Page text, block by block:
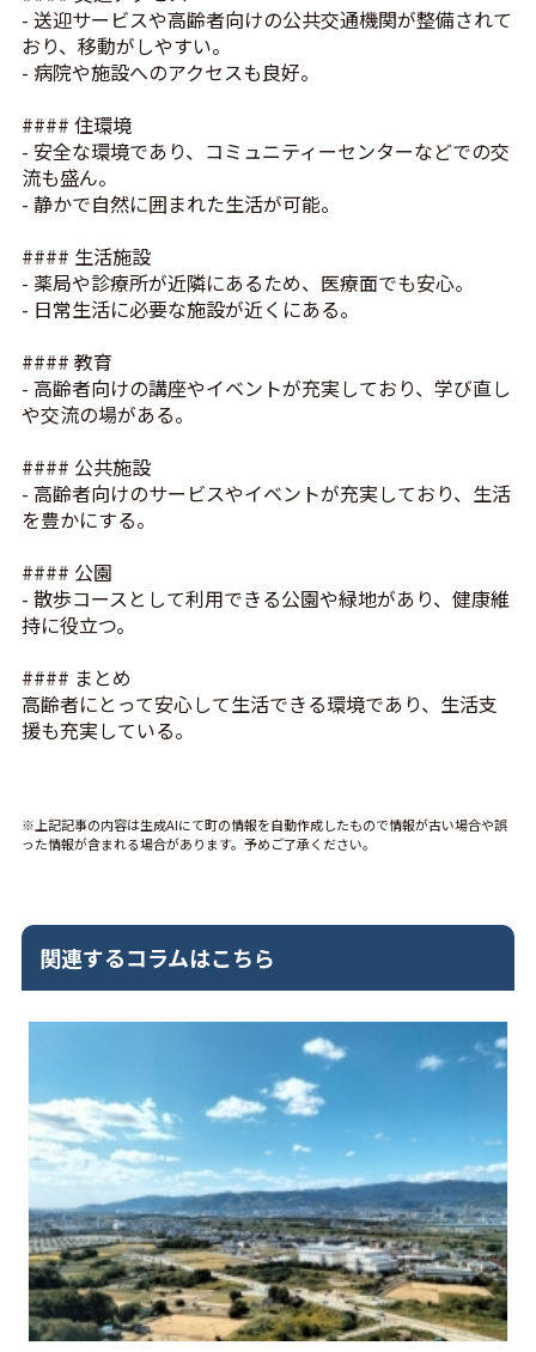
- 送迎サービスや高齢者向けの公共交通機関が整備されて
おり、移動がしやすい。
- 病院や施設へのアクセスも良好。
#### 住環境
- 安全な環境であり、コミュニティーセンターなどでの交
流も盛ん。
- 静かで自然に囲まれた生活が可能。
#### 生活施設
- 薬局や診療所が近隣にあるため、医療面でも安心。
- 日常生活に必要な施設が近くにある。
#### 教育
- 高齢者向けの講座やイベントが充実しており、学び直し
や交流の場がある。
#### 公共施設
- 高齢者向けのサービスやイベントが充実しており、生活
を豊かにする。
#### 公園
- 散歩コースとして利用できる公園や緑地があり、健康維
持に役立つ。
#### まとめ
高齢者にとって安心して生活できる環境であり、生活支
援も充実している。
※上記記事の内容は生成AIにて町の情報を自動作成したもので情報が古い場合や誤
った情報が含まれる場合があります。予めご了承ください。
関連するコラムはこちら